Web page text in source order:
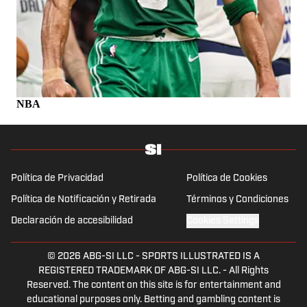
NBA
Política de Privacidad Política de Cookies
Política de Notificación y Retirada Términos y Condiciones
Declaración de accesibilidad
© 2026 ABG-SI LLC - SPORTS ILLUSTRATED IS A
REGISTERED TRADEMARK OF ABG-SI LLC. - All Rights
Reserved. The content on this site is for entertainment and
educational purposes only. Betting and gambling content is